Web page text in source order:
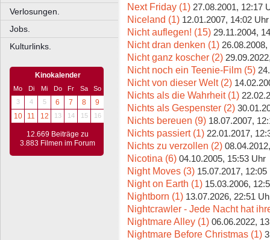
Verlosungen.
Jobs.
Kulturlinks.
Kinokalender
Mo Di Mi Do Fr Sa
So
3
4 5 6 7 8
9
10
11 12 13 14 15 16
12.669 Beiträge zu
3.883 Filmen im Forum
Next Friday (1) 27.08.2001, 12:17
Niceland (1) 12.01.2007, 14:02 Uhr
Nicht auflegen! (15) 29.11.2004,
Nicht dran denken (1)
Nicht ganz koscher (2)
Nicht noch ein Teenie-Film (5)
Nicht von dieser Welt (2)
Nichts als die Wahrheit (1)
Nichts als Gespenster (2)
Nichts bereuen (9) 18.07.2007,
Nichts passiert (1) 22.01.2017,
Nichts zu verzollen (2)
Nicotina (6) 04.10.2005, 15:53 Uhr
Night Moves (3) 15.07.2017, 12:05
Night on Earth (1) 15.03.2006,
Nightborn (1) 13.07.2026, 22:51
Nightcrawler - Jede Nacht hat
Nightmare Alley (1) 06.06.2022,
Nightmare Before Christmas (1)